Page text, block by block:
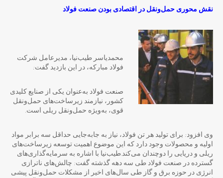
نقش محوری حملونقل در اقتصادی بودن صنعت فولاد
محمدیاسر طیب‌نیا، مدیرعامل شرکت
فولاد مبارکه، در این بازدید گفت:
صنعت فولاد به‌عنوان یکی از صنایع کلیدی
کشور، نیازمند زیرساخت‌های حمل‌ونقل
قوی، به‌ویژه حمل‌ونقل ریلی است.
وی افزود: برای تولید هر تن فولاد، نیاز به جابه‌جایی حداقل سه برابر مواد
اولیه و محصولات وجود دارد که این موضوع اهمیت توسعه زیرساخت‌های
ریلی و دریایی را دوچندان می‌کند.طیب‌نیا با اشاره به سرمایه‌گذاری‌های
گسترده در صنعت فولاد طی سه دهه گذشته گفت: چالش‌های ناترازی
انرژی در حوزه برق و گاز طی سال‌های اخیر از مشکلات حمل‌ونقل پیشی